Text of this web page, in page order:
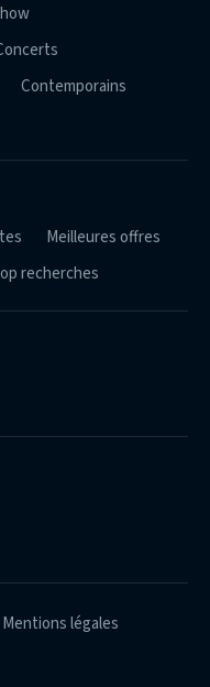
Contemporains
Meilleures offres
recherches
Mentions légales